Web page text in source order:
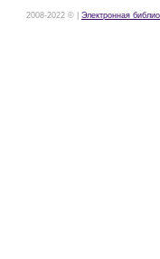
2008-2022 © | Электронная